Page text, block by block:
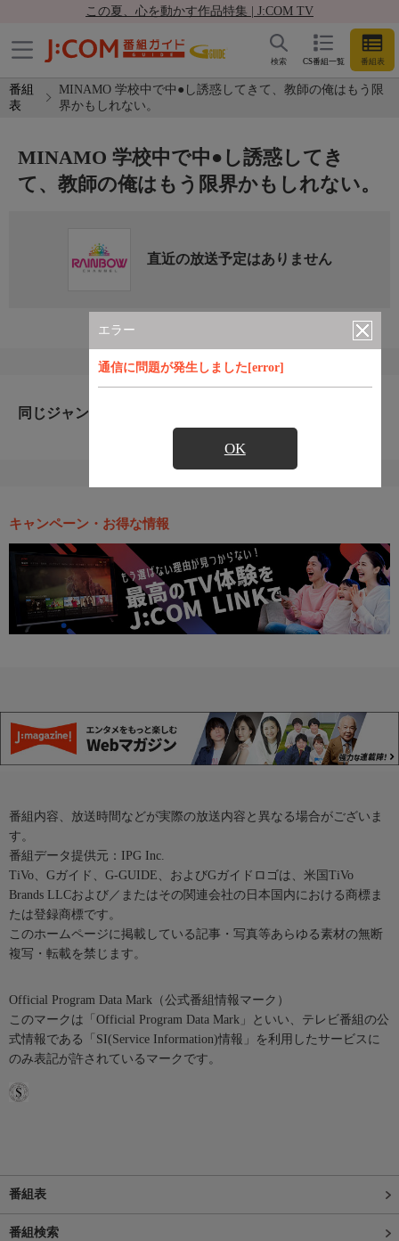
この夏、心を動かす作品特集 | J:COM TV
CS番組一覧 番組表
検索
番組
表
MINAMO 学校中で中●し誘惑してきて、教師の俺はもう限
界かもしれない。
エラー
通信に問題が発生しました[error]
OK
MINAMO 学校中で中●し誘惑してき
て、教師の俺はもう限界かもしれない。
直近の放送予定はありません
同じジャンルのおすすめ番組
キャンペーン・お得な情報
番組内容、放送時間などが実際の放送内容と異なる場合がございま
す。
番組データ提供元：IPG Inc.
TiVo、Gガイド、G-GUIDE、およびGガイドロゴは、米国TiVo
Brands LLCおよび／またはその関連会社の日本国内における商標ま
たは登録商標です。
このホームページに掲載している記事・写真等あらゆる素材の無断
複写・転載を禁じます。
Official Program Data Mark（公式番組情報マーク）
このマークは「Official Program Data Mark」といい、テレビ番組の公
式情報である「SI(Service Information)情報」を利用したサービスに
のみ表記が許されているマークです。
番組表
番組検索